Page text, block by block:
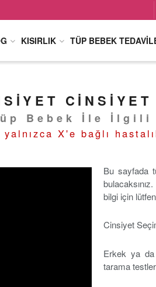
KISIRLIK TÜP BEBEK
CINSIYET
Bebek İle İlgili
X'e bağlı
Bu sayfada
bilgi için
Cinsiyet
Erkek ya da
tarama